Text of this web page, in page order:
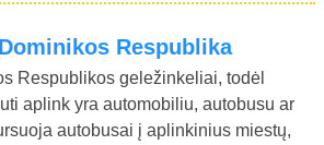
Respublika
Respublikos geležinkeliai, todėl
aplink yra automobiliu, autobusu ar
autobusai į aplinkinius miestų,